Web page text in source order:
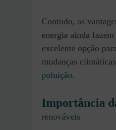
Contudo, as
energia ainda
excelente opção
mudanças
poluição.
Importância
renováveis